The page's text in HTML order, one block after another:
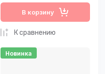
В корзину
К сравнению
Новинка